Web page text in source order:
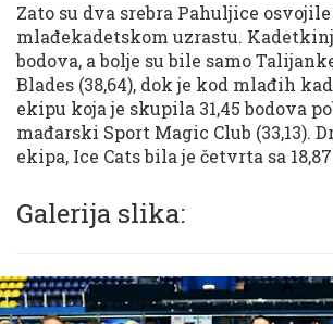
Zato su dva srebra Pahuljice
mlađekadetskom uzrastu. Kadetkinje
bodova, a bolje su bile samo
Blades (38,64), dok je kod mlađih
ekipu koja je skupila 31,45 bodova
mađarski Sport Magic Club (33,13).
ekipa, Ice Cats bila je četvrta sa
Galerija slika: